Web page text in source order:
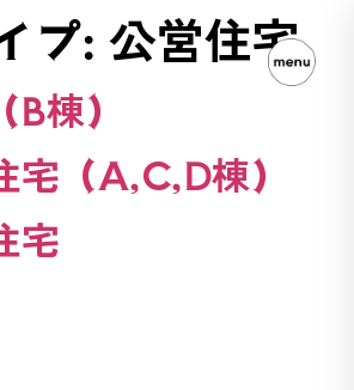
プ: 公営住宅
棟）
宅（A,C,D棟）
宅